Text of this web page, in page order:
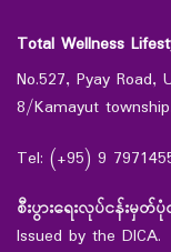
Total Wellness
No.527, Pyay
8/Kamayut
Tel: (+95) 9
စီးပွားရေးလုပ်ငန်း
Issued by the DICA.